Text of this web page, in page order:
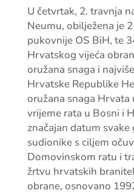
U četvrtak, 2. travnja
Neumu, obilježena je
pukovnije OS BiH, te
Hrvatskog vijeća
oružana snaga i
Hrvatske Republike
oružana snaga Hrvata
vrijeme rata u Bosni i
značajan datum
sudionike s ciljem
Domovinskom ratu i
žrtvu hrvatskih
obrane, osnovano